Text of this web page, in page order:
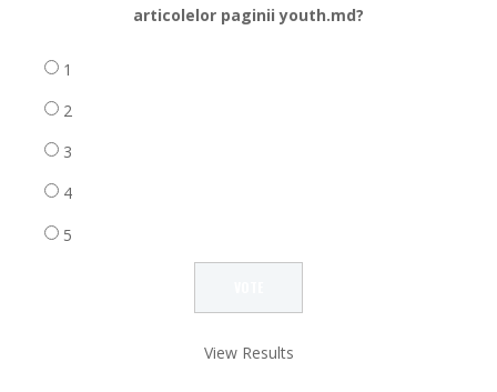
articolelor paginii youth.md?
1
2
3
4
5
View Results